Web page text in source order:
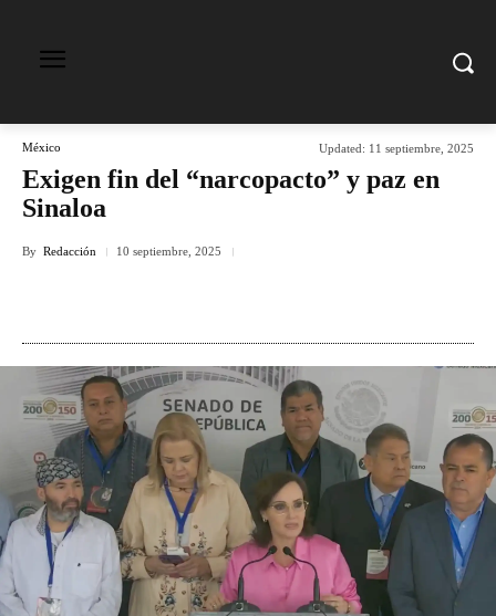
México Updated: 11 septiembre, 2025
Exigen fin del “narcopacto” y paz en
Sinaloa
By Redacción 10 septiembre, 2025